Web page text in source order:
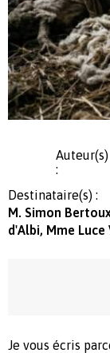
Auteur(s)
:
Destinataire(s) :
M. Simon
d'Albi, Mme
Je vous écris